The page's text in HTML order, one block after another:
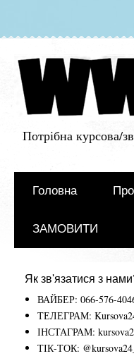
Потрібна курсова/
Головна
ЗАМОВИТИ
Як зв'язатися з
ВАЙБЕР: 066-576-
ТЕЛЕГРАМ:
ІНСТАГРАМ:
ТІК-ТОК: